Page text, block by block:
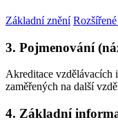
Základní znění
3. Pojmenování
Akreditace vzdělávacích
zaměřených na další
4. Základní